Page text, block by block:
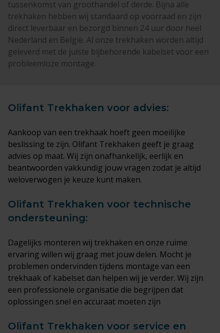
tussenkomst van groothandel of derde. Bijna alle
trekhaken hebben wij standaard op voorraad en zijn
direct leverbaar en bezorgd binnen 24 uur door heel
Nederland en België. Al onze trekhaken worden altijd
geleverd met de juiste bijbehorende kabelset voor een
probleemloze montage.
Olifant Trekhaken voor advies:
Aankoop van een trekhaak hoeft geen moeilijke
beslissing te zijn. Olifant Trekhaken geeft je graag
advies op maat. Wij zijn onafhankelijk, eerlijk en
beantwoorden vakkundig jouw vragen zodat je altijd
weloverwogen je keuze kunt maken.
Olifant Trekhaken voor technische
ondersteuning:
Dagelijks monteren wij trekhaken en onze ruime
ervaring willen wij graag met jouw delen. Mocht je
problemen ondervinden tijdens montage van een
trekhaak of kabelset dan helpen wij je verder. Wij zijn
een professionele organisatie die begrijpen dat
oplossingen snel en accuraat moeten zijn
Olifant Trekhaken voor service en